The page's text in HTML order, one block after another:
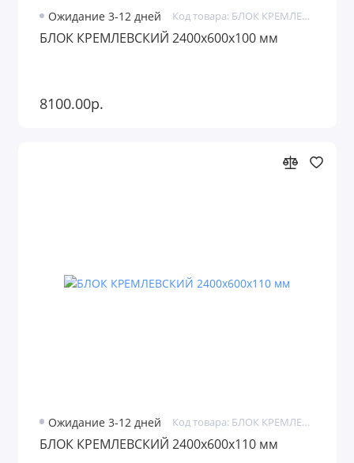
Ожидание 3-12 дней Код товара: БЛОК КРЕМЛЕВСКИЙ
БЛОК КРЕМЛЕВСКИЙ 2400х600х100 мм
8100.00р.
Ожидание 3-12 дней Код товара: БЛОК КРЕМЛЕВСКИЙ
БЛОК КРЕМЛЕВСКИЙ 2400х600х110 мм